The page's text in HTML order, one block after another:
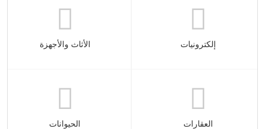
إلكترونيات الأثاث والأجهزة
العقارات الحيوانات